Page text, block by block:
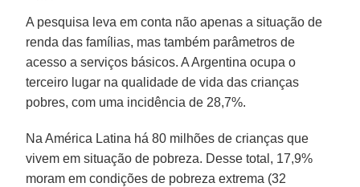
A pesquisa leva em conta não apenas a situação de
renda das famílias, mas também parâmetros de
acesso a serviços básicos. A Argentina ocupa o
terceiro lugar na qualidade de vida das crianças
pobres, com uma incidência de 28,7%.
Na América Latina há 80 milhões de crianças que
vivem em situação de pobreza. Desse total, 17,9%
moram em condições de pobreza extrema (32